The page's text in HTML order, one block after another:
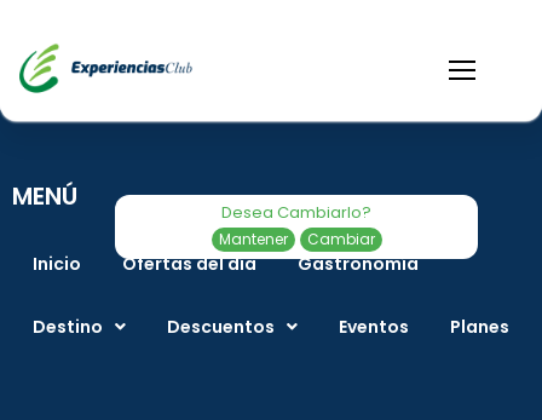
Desea Cambiarlo?
Mantener Cambiar
MENÚ
Inicio Ofertas del día Gastronomía
Destino Descuentos Eventos Planes